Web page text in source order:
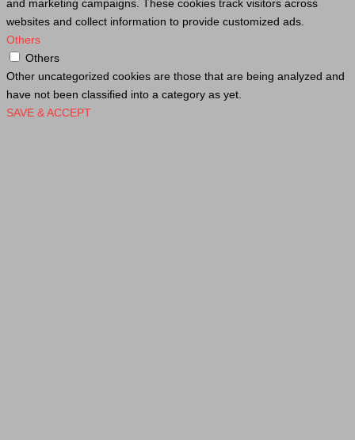
and marketing campaigns. These cookies track visitors across
websites and collect information to provide customized ads.
Others
Others
Other uncategorized cookies are those that are being analyzed and
have not been classified into a category as yet.
SAVE & ACCEPT